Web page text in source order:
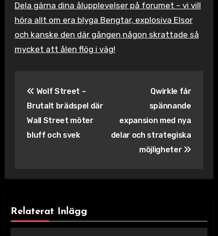
Dela gärna dina ålupplevelser på forumet – vi vill
höra allt om era blyga Bengtar, explosiva Elsor
och kanske den där gången någon skrattade så
mycket att ålen flög i väg!
Wolf Street –
Brutalt brädspel där
Wall Street möter
bluff och svek
Qwirkle får
spännande
expansion med nya
delar och strategiska
möjligheter
Relaterat Inlägg